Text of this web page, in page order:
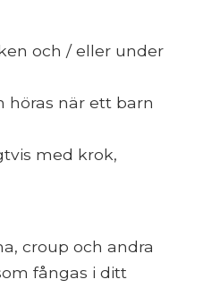
och / eller under
höras när ett barn
med krok,
croup och andra
fångas i ditt